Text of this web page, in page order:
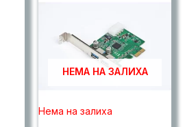
НЕМА НА ЗАЛИХА
Нема на залиха